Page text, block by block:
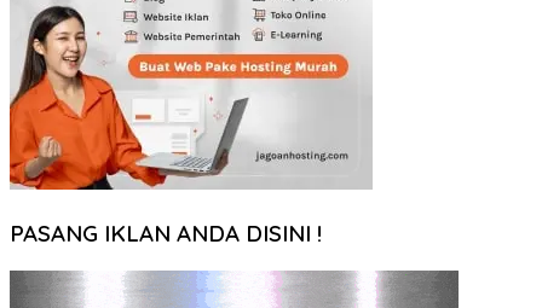
PASANG IKLAN ANDA DISINI !